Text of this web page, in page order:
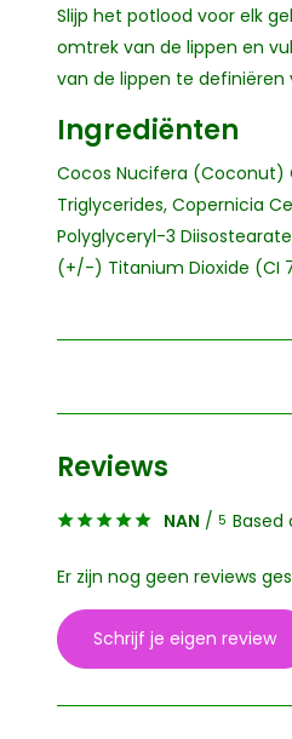
Slijp het potlood voor elk
omtrek van de lippen en
van de lippen te
Ingrediënten
Cocos Nucifera (Coconut)
Triglycerides, Copernicia
Polyglyceryl-3
(+/-) Titanium Dioxide (CI
Reviews
NAN / 5 Based
Er zijn nog geen reviews
Schrijf je eigen review